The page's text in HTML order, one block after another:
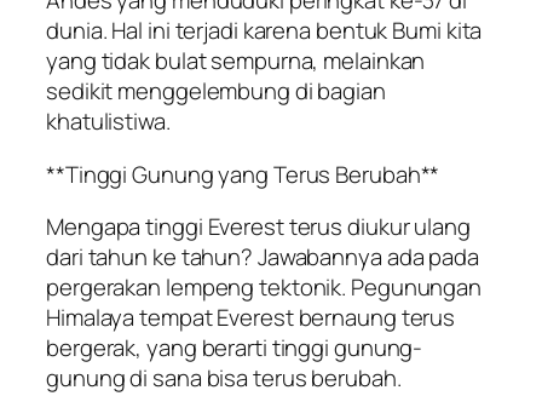
dunia. Hal ini terjadi karena bentuk Bumi kita
yang tidak bulat sempurna, melainkan
sedikit menggelembung di bagian
khatulistiwa.
**Tinggi Gunung yang Terus Berubah**
Mengapa tinggi Everest terus diukur ulang
dari tahun ke tahun? Jawabannya ada pada
pergerakan lempeng tektonik. Pegunungan
Himalaya tempat Everest bernaung terus
bergerak, yang berarti tinggi gunung-
gunung di sana bisa terus berubah.